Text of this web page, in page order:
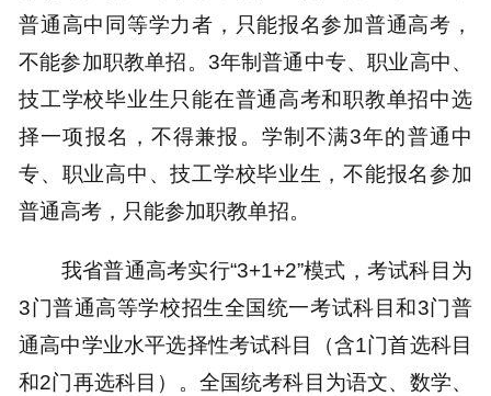
普通高中同等学力者，只能报名参加普通高考，
不能参加职教单招。3年制普通中专、职业高中、
技工学校毕业生只能在普通高考和职教单招中选
择一项报名，不得兼报。学制不满3年的普通中
专、职业高中、技工学校毕业生，不能报名参加
普通高考，只能参加职教单招。
我省普通高考实行“3+1+2”模式，考试科目为
3门普通高等学校招生全国统一考试科目和3门普
通高中学业水平选择性考试科目（含1门首选科目
和2门再选科目）。全国统考科目为语文、数学、